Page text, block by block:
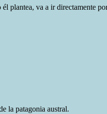
plantea, va a ir directamente
la patagonia austral.